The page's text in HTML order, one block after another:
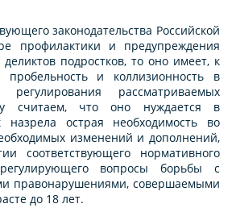
законодательства Российской
профилактики и предупреждения
подростков, то оно имеет, к
и коллизионность в
регулирования рассматриваемых
считаем, что оно нуждается в
назрела острая необходимость во
изменений и дополнений,
соответствующего нормативного
вопросы борьбы с
правонарушениями, совершаемыми
до 18 лет.